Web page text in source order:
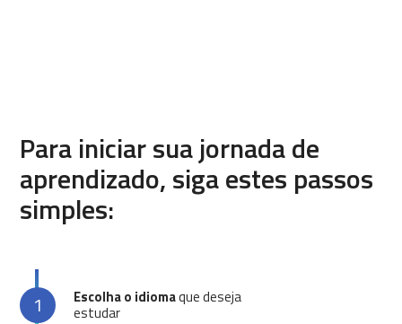
Para iniciar sua jornada de
aprendizado, siga estes passos
simples:
1 Escolha o idiomaque deseja
estudar